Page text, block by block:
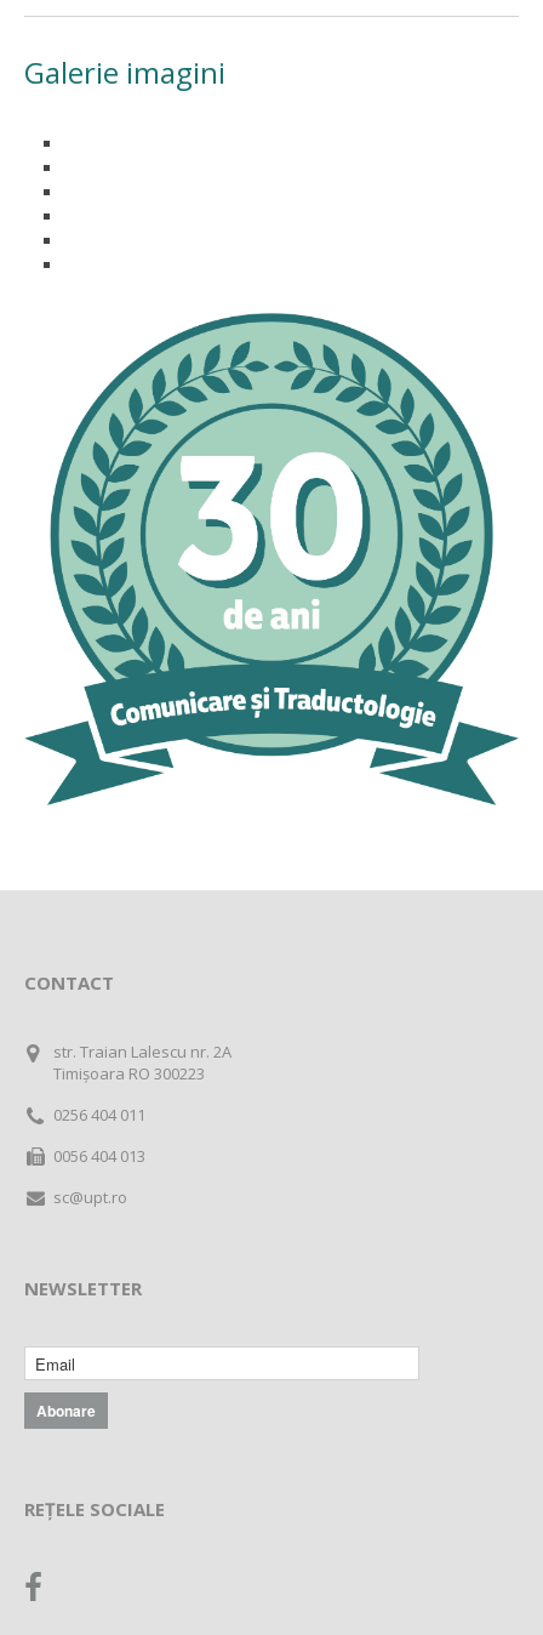
Galerie imagini
CONTACT
str. Traian Lalescu nr. 2A
Timișoara RO 300223
0256 404 011
0056 404 013
sc@upt.ro
NEWSLETTER
REȚELE SOCIALE